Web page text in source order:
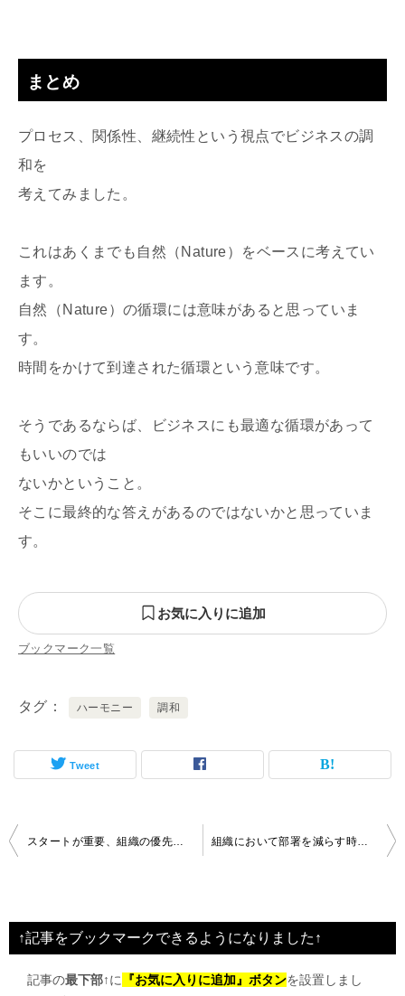
まとめ
プロセス、関係性、継続性という視点でビジネスの調
和を
考えてみました。
これはあくまでも自然（Nature）をベースに考えてい
ます。
自然（Nature）の循環には意味があると思っていま
す。
時間をかけて到達された循環という意味です。
そうであるならば、ビジネスにも最適な循環があって
もいいのでは
ないかということ。
そこに最終的な答えがあるのではないかと思っていま
す。
お気に入りに追加
ブックマーク一覧
タグ ハーモニー 調和
Tweet
投
ビ
ゲ
↑記事をブックマークできるようになりました↑
記事の最下部↑に 『お気に入りに追加』ボタンを設置しまし